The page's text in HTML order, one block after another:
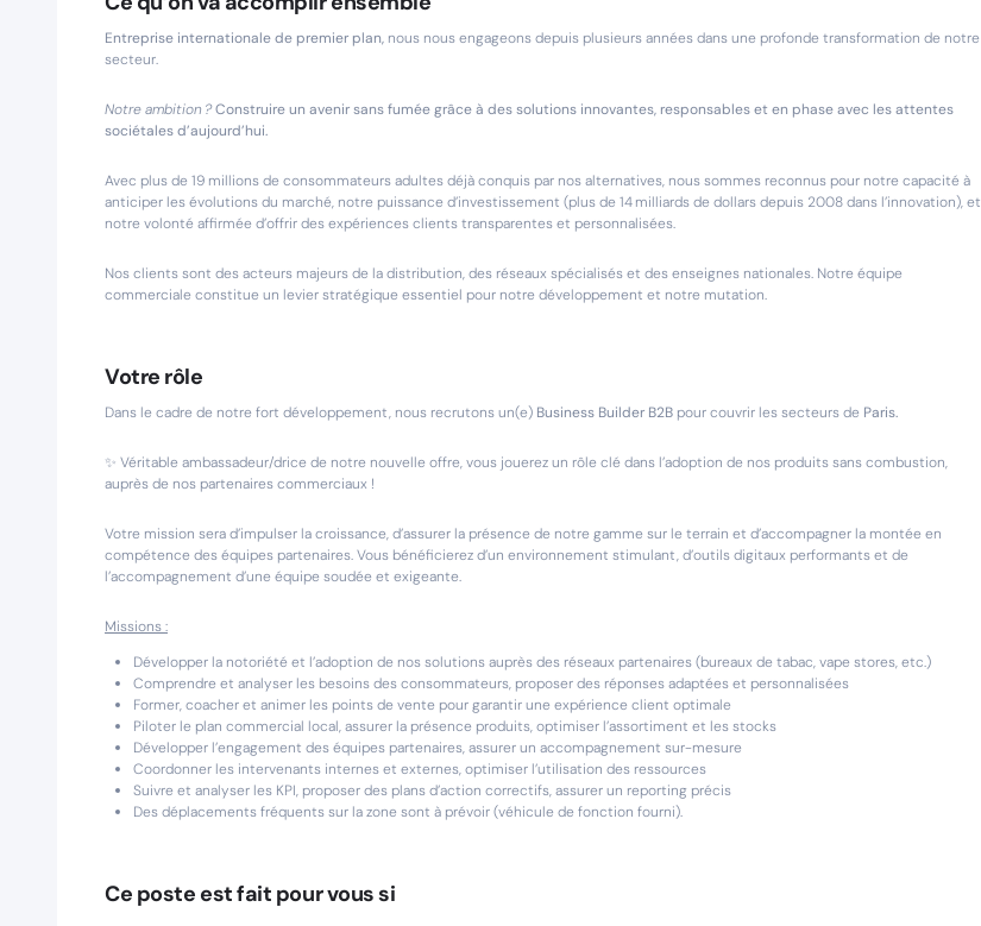
Entreprise internationale de premier plan, nous nous engageons depuis plusieurs années dans une profonde transformation de notre
secteur.
Notre ambition ?Construire un avenir sans fumée grâce à des solutions innovantes, responsables et en phase avec les attentes
sociétales d’aujourd’hui.
Avec plus de 19 millions de consommateurs adultes déjà conquis par nos alternatives, nous sommes reconnus pour notre capacité à
anticiper les évolutions du marché, notre puissance d’investissement (plus de 14 milliards de dollars depuis 2008 dans l’innovation), et
notre volonté affirmée d’offrir des expériences clients transparentes et personnalisées.
Nos clients sont des acteurs majeurs de la distribution, des réseaux spécialisés et des enseignes nationales. Notre équipe
commerciale constitue un levier stratégique essentiel pour notre développement et notre mutation.
Votre rôle
Dans le cadre de notre fort développement, nous recrutons un(e) Business Builder B2B pour couvrir les secteurs de Paris.
✨ Véritable ambassadeur/drice de notre nouvelle offre, vous jouerez un rôle clé dans l’adoption de nos produits sans combustion,
auprès de nos partenaires commerciaux !
Votre mission sera d’impulser la croissance, d’assurer la présence de notre gamme sur le terrain et d’accompagner la montée en
compétence des équipes partenaires. Vous bénéficierez d’un environnement stimulant, d’outils digitaux performants et de
l’accompagnement d’une équipe soudée et exigeante.
Missions :
Développer la notoriété et l’adoption de nos solutions auprès des réseaux partenaires (bureaux de tabac, vape stores, etc.)
Comprendre et analyser les besoins des consommateurs, proposer des réponses adaptées et personnalisées
Former, coacher et animer les points de vente pour garantir une expérience client optimale
Piloter le plan commercial local, assurer la présence produits, optimiser l’assortiment et les stocks
Développer l’engagement des équipes partenaires, assurer un accompagnement sur-mesure
Coordonner les intervenants internes et externes, optimiser l’utilisation des ressources
Suivre et analyser les KPI, proposer des plans d’action correctifs, assurer un reporting précis
Des déplacements fréquents sur la zone sont à prévoir (véhicule de fonction fourni).
Ce poste est fait pour vous si